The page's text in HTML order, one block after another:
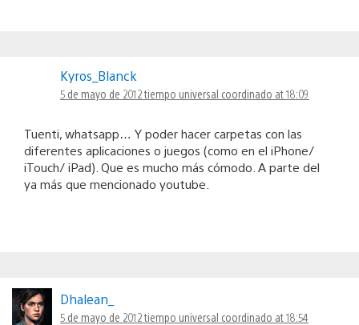
Kyros_Blanck
5 de mayo de 2012 tiempo universal coordinado at 18:09
Tuenti, whatsapp… Y poder hacer carpetas con las
diferentes aplicaciones o juegos (como en el iPhone/
iTouch/ iPad). Que es mucho más cómodo. A parte del
ya más que mencionado youtube.
Dhalean_
5 de mayo de 2012 tiempo universal coordinado at 18:54